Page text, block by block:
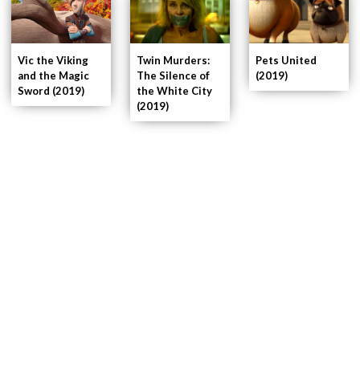
Pets United
(2019)
Twin Murders:
The Silence of
the White City
(2019)
Vic the Viking
and the Magic
Sword (2019)